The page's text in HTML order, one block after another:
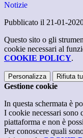
Notizie
Pubblicato il 21-01-
Questo sito o gli
cookie necessari al
COOKIE POLICY.
Personalizza Rifiuta
Gestione cookie
In questa schermata è
I cookie necessari sono
piattaforma e non è
Per conoscere quali